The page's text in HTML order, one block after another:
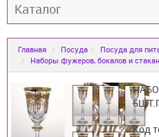
Каталог
Главная Посуда
Посуда для
Наборы фужеров, бокалов и
Код